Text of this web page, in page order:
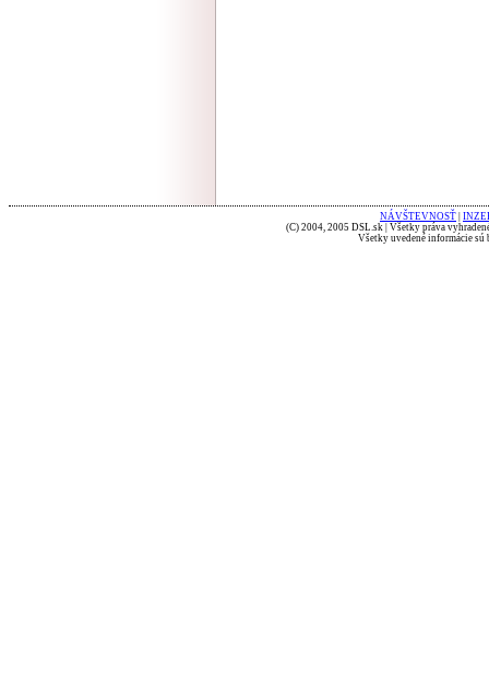
NÁVŠTEVNOSŤ
(C) 2004, 2005 DSL.sk | Všetky práva
Všetky uvedené informácie sú